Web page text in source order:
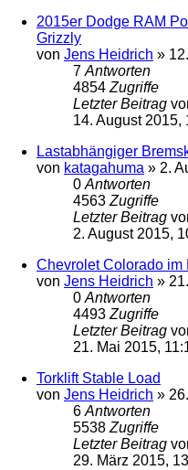
2015er Dodge RAM
Grizzly
von Jens Heidrich »
7 Antworten
4854 Zugriffe
Letzter Beitrag
14. August 2015,
Lastabhängiger
von katagahuma » 2.
0 Antworten
4563 Zugriffe
Letzter Beitrag
2. August 2015,
Chevrolet Colorado im
von Jens Heidrich »
0 Antworten
4493 Zugriffe
Letzter Beitrag
21. Mai 2015,
Torklift Stable Load
von Jens Heidrich »
6 Antworten
5538 Zugriffe
Letzter Beitrag
29. März 2015,